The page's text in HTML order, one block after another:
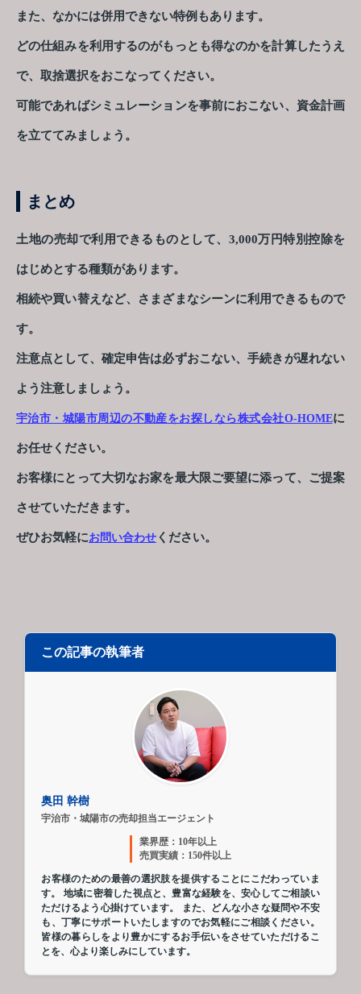
また、なかには併用できない特例もあります。
どの仕組みを利用するのがもっとも得なのかを計算したうえ
で、取捨選択をおこなってください。
可能であればシミュレーションを事前におこない、資金計画
を立ててみましょう。
まとめ
土地の売却で利用できるものとして、3,000万円特別控除を
はじめとする種類があります。
相続や買い替えなど、さまざまなシーンに利用できるもので
す。
注意点として、確定申告は必ずおこない、手続きが遅れない
よう注意しましょう。
宇治市・城陽市周辺の不動産をお探しなら株式会社O-HOMEに
お任せください。
お客様にとって大切なお家を最大限ご要望に添って、ご提案
させていただきます。
ぜひお気軽にお問い合わせ ください。
この記事の執筆者
奥田 幹樹
宇治市・城陽市の売却担当エージェント
業界歴：10年以上
売買実績：150件以上
お客様のための最善の選択肢を提供することにこだわっていま
す。 地域に密着した視点と、豊富な経験を、安心してご相談い
ただけるよう心掛けています。 また、どんな小さな疑問や不安
も、丁寧にサポートいたしますのでお気軽にご相談ください。
皆様の暮らしをより豊かにするお手伝いをさせていただけるこ
とを、心より楽しみにしています。